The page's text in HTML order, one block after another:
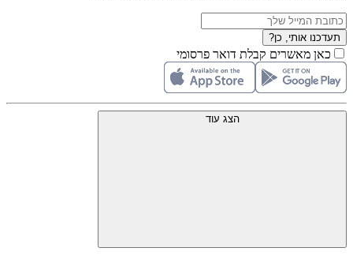
תעדכנו אותי, כן?
כאן מאשרים קבלת דואר פרסומי
הצג עוד